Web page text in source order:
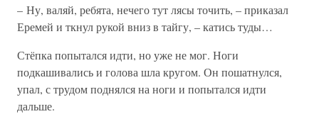
– Ну, валяй, ребята, нечего тут лясы точить, – приказал
Еремей и ткнул рукой вниз в тайгу, – катись туды…
Стёпка попытался идти, но уже не мог. Ноги
подкашивались и голова шла кругом. Он пошатнулся,
упал, с трудом поднялся на ноги и попытался идти
дальше.